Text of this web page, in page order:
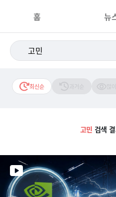
홈 뉴
최신순
고민 검색